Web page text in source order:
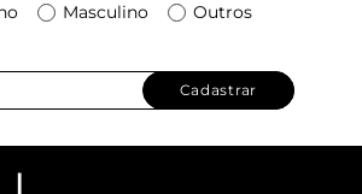
Masculino Outros
Cadastrar